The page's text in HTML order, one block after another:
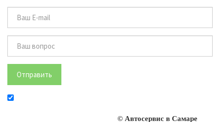
Отправить
© Автосервис в Самаре